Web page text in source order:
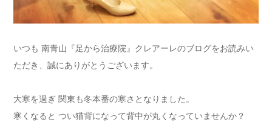
いつも 南青山『足から治療院』クレアーレのブログをお読みい
ただき、誠にありがとうございます。
大寒を過ぎ 関東も冬本番の寒さとなりました。
寒くなると つい猫背になって背中が丸くなっていませんか？